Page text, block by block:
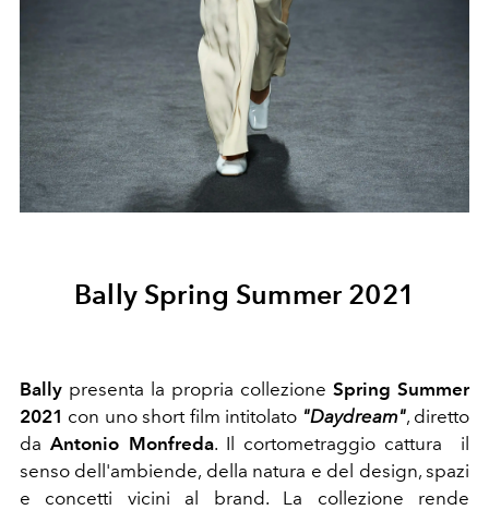
Bally Spring Summer 2021
Bally presenta la propria collezione Spring Summer
2021 con uno short film intitolato "Daydream", diretto
daAntonio Monfreda. Il cortometraggio cattura il
senso dell'ambiende, della natura e del design, spazi
e concetti vicini al brand. La collezione rende